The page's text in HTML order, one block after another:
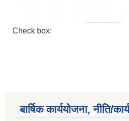
Check box:
बार्षिक कार्ययोजना, नीति/